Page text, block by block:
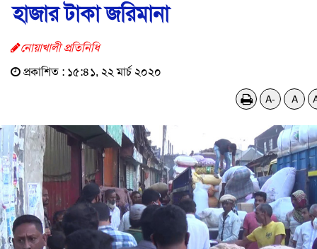
হাজার টাকা জরিমানা
নোয়াখালী প্রতিনিধি
প্রকাশিত : ১৫:৪১, ২২ মার্চ ২০২০
A- A